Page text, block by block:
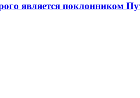
является поклонником